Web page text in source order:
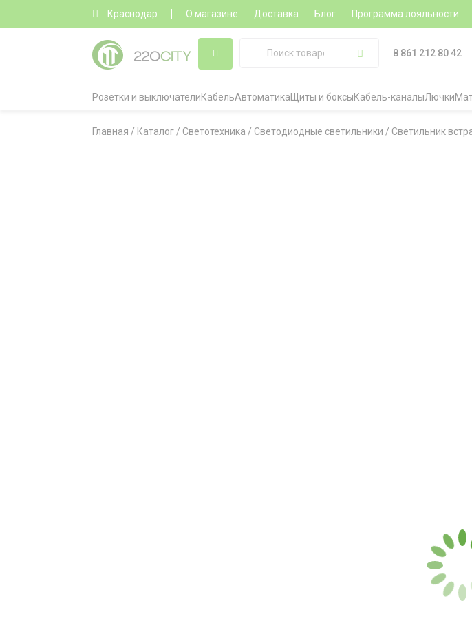
Краснодар О магазине Доставка Блог Программа лояльности
8 861 212 80 42
Розетки и выключателиКабельАвтоматика Щиты и боксыКабель-каналыЛючки
Главная / Каталог / Светотехника / Светодиодные светильники / Светильник